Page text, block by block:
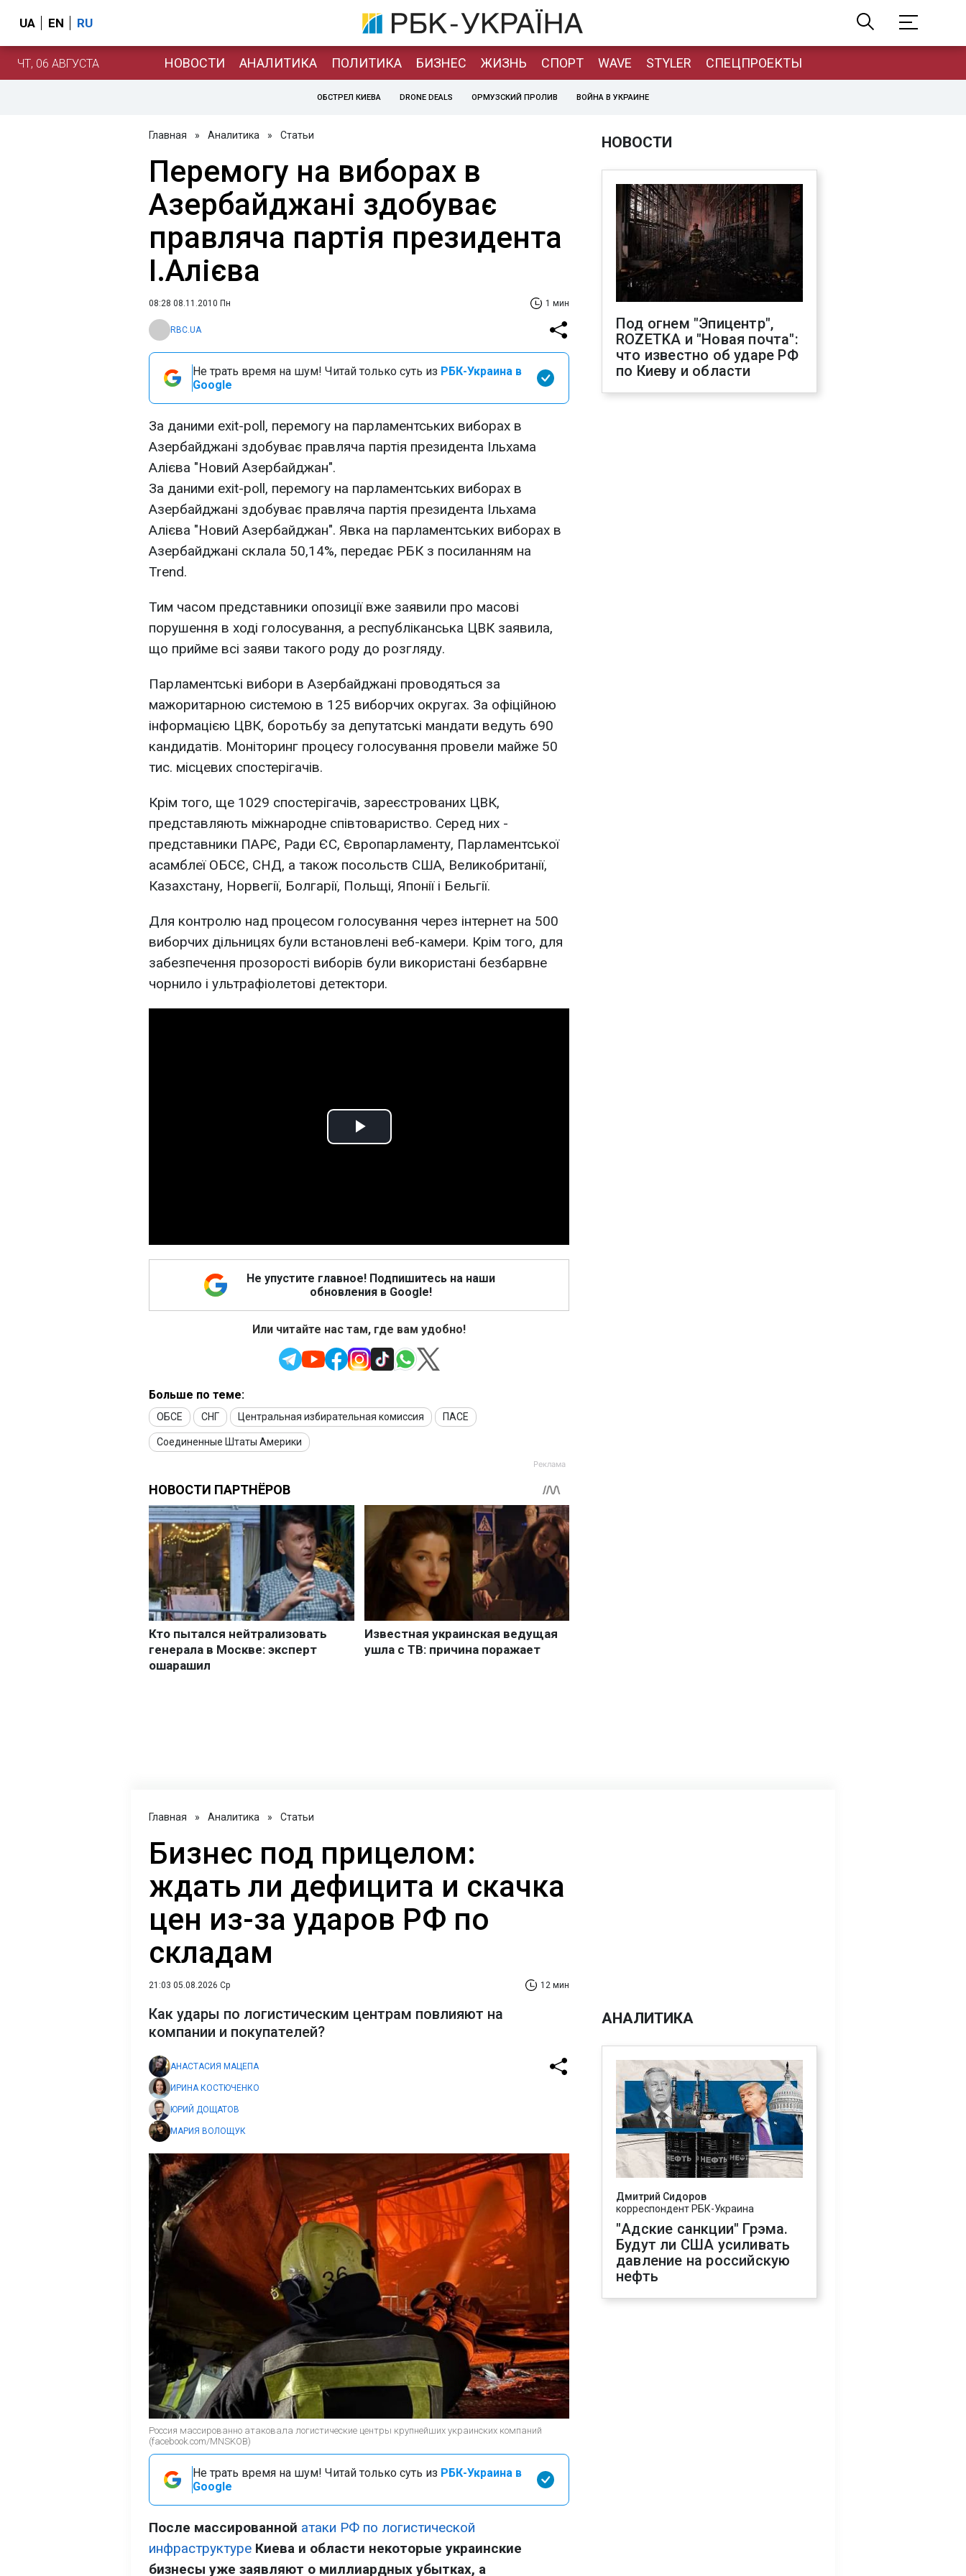
UA EN RU
ЧТ, 06 АВГУСТА НОВОСТИ АНАЛИТИКА ПОЛИТИКА БИЗНЕС ЖИЗНЬ СПОРТ WAVE STYLER СПЕЦПРОЕКТЫ
ОБСТРЕЛ КИЕВА DRONE DEALS ОРМУЗСКИЙ ПРОЛИВ ВОЙНА В УКРАИНЕ
Главная » Аналитика » Статьи
Перемогу на виборах в
Азербайджані здобуває
правляча партія президента
І.Алієва
08:28 08.11.2010 Пн 1 мин
RBC.UA
Не трать время на шум! Читай только суть из РБК-Украина в
Google
За даними exit-poll, перемогу на парламентських виборах в
Азербайджані здобуває правляча партія президента Ільхама
Алієва "Новий Азербайджан".
За даними exit-poll, перемогу на парламентських виборах в
Азербайджані здобуває правляча партія президента Ільхама
Алієва "Новий Азербайджан". Явка на парламентських виборах в
Азербайджані склала 50,14%, передає РБК з посиланням на
Trend.
Тим часом представники опозиції вже заявили про масові
порушення в ході голосування, а республіканська ЦВК заявила,
що прийме всі заяви такого роду до розгляду.
Парламентські вибори в Азербайджані проводяться за
мажоритарною системою в 125 виборчих округах. За офіційною
інформацією ЦВК, боротьбу за депутатські мандати ведуть 690
кандидатів. Моніторинг процесу голосування провели майже 50
тис. місцевих спостерігачів.
Крім того, ще 1029 спостерігачів, зареєстрованих ЦВК,
представляють міжнародне співтовариство. Серед них -
представники ПАРЄ, Ради ЄС, Європарламенту, Парламентської
асамблеї ОБСЄ, СНД, а також посольств США, Великобританії,
Казахстану, Норвегії, Болгарії, Польщі, Японії і Бельгії.
Для контролю над процесом голосування через інтернет на 500
виборчих дільницях були встановлені веб-камери. Крім того, для
забезпечення прозорості виборів були використані безбарвне
чорнило і ультрафіолетові детектори.
Play
Не упустите главное! Подпишитесь на наши
обновления в Google!
Или читайте нас там, где вам удобно!
Больше по теме:
ОБСЕ СНГ Центральная избирательная комиссия ПАСЕ
Соединенные Штаты Америки
НОВОСТИ
Под огнем "Эпицентр",
ROZETKA и "Новая почта":
что известно об ударе РФ
по Киеву и области
Главная » Аналитика » Статьи
Бизнес под прицелом:
ждать ли дефицита и скачка
цен из-за ударов РФ по
складам
21:03 05.08.2026 Ср 12 мин
Как удары по логистическим центрам повлияют на
компании и покупателей?
АНАСТАСИЯ МАЦЕПА
ИРИНА КОСТЮЧЕНКО
ЮРИЙ ДОЩАТОВ
МАРИЯ ВОЛОЩУК
Россия массированно атаковала логистические центры крупнейших украинских компаний
(facebook.com/MNSKOB)
Не трать время на шум! Читай только суть из РБК-Украина в
Google
После массированной атаки РФ по логистической
инфраструктуре Киева и области некоторые украинские
бизнесы уже заявляют о миллиардных убытках, а
АНАЛИТИКА
Дмитрий Сидоров
корреспондент РБК-Украина
"Адские санкции" Грэма.
Будут ли США усиливать
давление на российскую
нефть